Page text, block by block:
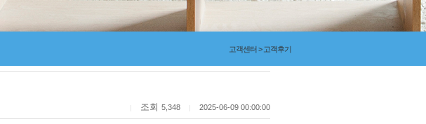
고객센터 > 고객후기
조회 5,348 2025-06-09 00:00:00